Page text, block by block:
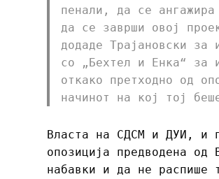
пенали, да се
да се заврши овој
додаде Трајановски за
со „Бехтел и Енка“ за
откако претходно од
начинот на кој тој
Власта на СДСМ и ДУИ, и
опозиција предводена
набавки и да не распише